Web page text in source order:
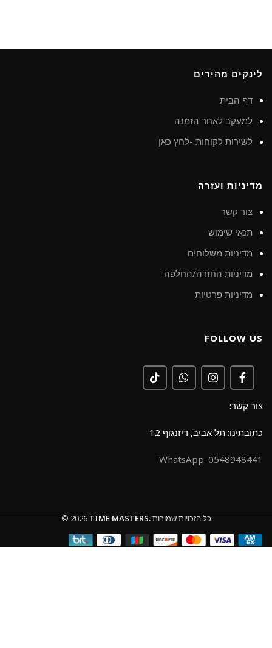
לינקים מהירים
דף הבית
למעקב לאחר הזמנה
לשירות לקוחות -לחץ כאן
מדיניות ועזרה
צור קשר
תנאי שימוש
מדיניות משלוחים
מדיניות החזרה/החלפה
מדיניות פרטיות
FOLLOW US
צור קשר:
כתובתינו: תל אביב, דיזנגוף 12
0548948441 :WhatsApp
© 2026 TIME MASTERS.כל הזכויות שמורות